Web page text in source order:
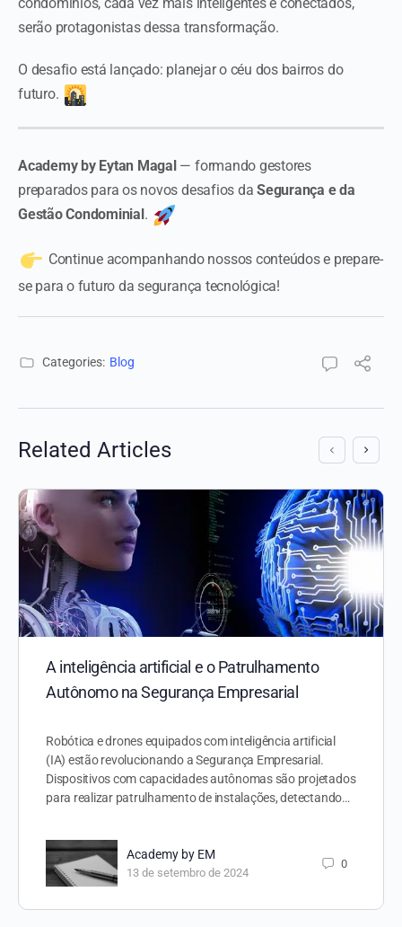
serão protagonistas dessa transformação.
O desafio está lançado: planejar o céu dos bairros do
futuro.
Academy by Eytan Magal— formando gestores
preparados para os novos desafios daSegurança e da
Gestão Condominial .
Continue acompanhando nossos conteúdos e prepare-
se para o futuro da segurança tecnológica!
Categories: Blog
Related Articles
A inteligência artificial e o Patrulhamento
Autônomo na Segurança Empresarial
Robótica e drones equipados com inteligência artificial
(IA) estão revolucionando a Segurança Empresarial.
Dispositivos com capacidades autônomas são projetados
para realizar patrulhamento de instalações, detectando…
Academy by EM
13 de setembro de 2024
0